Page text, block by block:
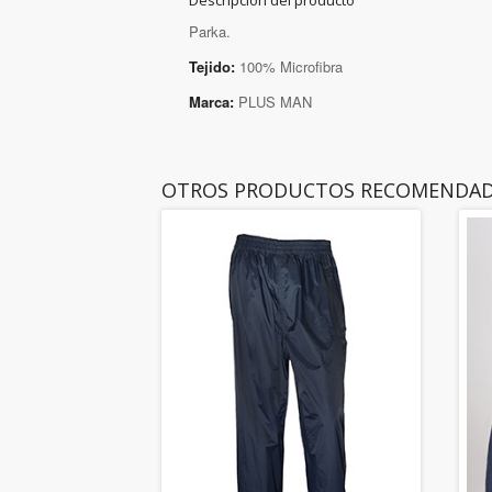
Parka.
Tejido: 100% Microfibra
Marca: PLUS MAN
OTROS PRODUCTOS